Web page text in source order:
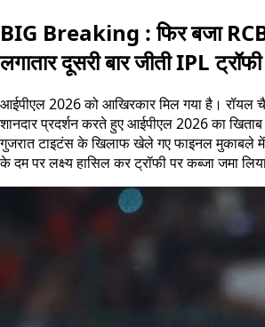
BIG Breaking : फिर बजा
लगातार दूसरी बार जीती IPL ट्रॉफी
आईपीएल 2026 को आखिरकार मिल गया है। रॉयल
शानदार प्रदर्शन करते हुए आईपीएल 2026 का
गुजरात टाइटंस के खिलाफ खेले गए फाइनल मुकाबले में
के दम पर लक्ष्य हासिल कर ट्रॉफी पर कब्जा जमा